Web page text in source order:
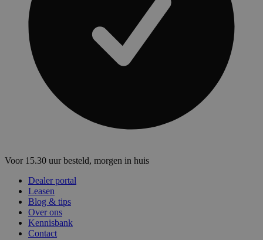
Voor 15.30 uur besteld, morgen in huis
Dealer portal
Leasen
Blog & tips
Over ons
Kennisbank
Contact